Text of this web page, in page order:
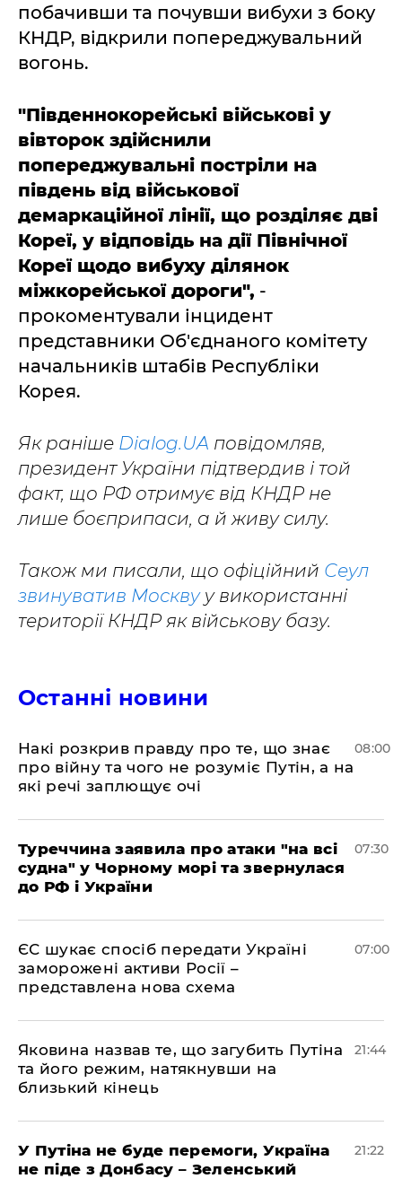
побачивши та почувши вибухи з боку
КНДР, відкрили попереджувальний
вогонь.
"Південнокорейські військові у
вівторок здійснили
попереджувальні постріли на
південь від військової
демаркаційної лінії, що розділяє дві
Кореї, у відповідь на дії Північної
Кореї щодо вибуху ділянок
міжкорейської дороги", -
прокоментували інцидент
представники Об'єднаного комітету
начальників штабів Республіки
Корея.
Як раніше Dialog.UA повідомляв,
президент України підтвердив і той
факт, що РФ отримує від КНДР не
лише боєприпаси, а й живу силу.
Також ми писали, що офіційний Сеул
звинуватив Москву у використанні
території КНДР як військову базу.
Останні новини
Накі розкрив правду про те, що знає
про війну та чого не розуміє Путін, а на
які речі заплющує очі
08:00
Туреччина заявила про атаки "на всі
судна" у Чорному морі та звернулася
до РФ і України
07:30
ЄС шукає спосіб передати Україні
заморожені активи Росії –
представлена ​​нова схема
07:00
Яковина назвав те, що загубить Путіна
та його режим, натякнувши на
близький кінець
21:44
У Путіна не буде перемоги, Україна
не піде з Донбасу – Зеленський
21:22